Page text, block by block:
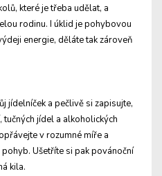
které je třeba udělat, a
rodinu. I úklid je pohybovou
energie, děláte tak zároveň
jídelníček a pečlivě si zapisujte,
jídel a alkoholických
v rozumné míře a
Ušetříte si pak povánoční
kila.